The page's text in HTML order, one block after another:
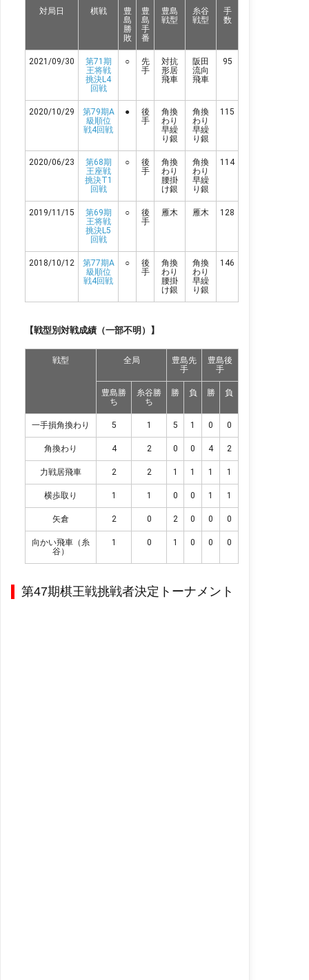
は、2020年世界コンピュータ将棋オンライン大会で
優勝した「水匠2」の評価関数と探索を、「やねうら
王2019」で使用。数値は先手からみた評価値（マイ
ナスは後手優勢）。候補手以降の手順や持ち時間など
は上記のYouTube棋譜再...
対局日 棋戦
豊
島
勝
敗
豊
島
手
番
豊島
戦型
糸谷
戦型
手
数
2021/09/30
第71期
王将戦
挑決L4
回戦
○
先
手
対抗
形居
飛車
阪田
流向
飛車
95
2020/10/29
第79期A
級順位
戦4回戦
●
後
手
角換
わり
早繰
り銀
角換
わり
早繰
り銀
115
2020/06/23
第68期
王座戦
挑決T1
回戦
○
後
手
角換
わり
腰掛
け銀
角換
わり
早繰
り銀
114
2019/11/15
第69期
王将戦
挑決L5
回戦
○
後
手
雁木 雁木 128
2018/10/12
第77期A
級順位
戦4回戦
○
後
手
角換
わり
腰掛
け銀
角換
わり
早繰
り銀
146
【戦型別対戦成績（一部不明）】
戦型 全局
豊島先
手
豊島後
手
豊島勝
ち
糸谷勝
ち
勝 負 勝 負
一手損角換わり 5 1 5 1 0 0
角換わり 4 2 0 0 4 2
力戦居飛車 2 2 1 1 1 1
横歩取り 1 1 0 0 1 1
矢倉 2 0 2 0 0 0
向かい飛車（糸
谷）
1 0 1 0 0 0
第47期棋王戦挑戦者決定トーナメント